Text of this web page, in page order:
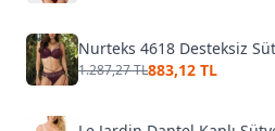
Nurteks 4618 Desteksiz
1.287,27 TL883,12 TL